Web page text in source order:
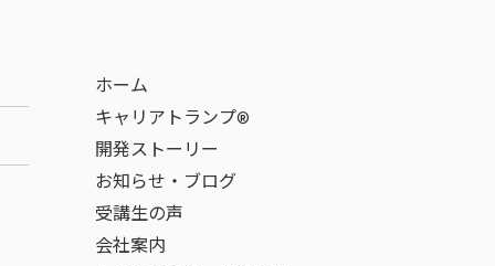
ホーム
キャリアトランプ®
開発ストーリー
お知らせ・ブログ
受講生の声
会社案内